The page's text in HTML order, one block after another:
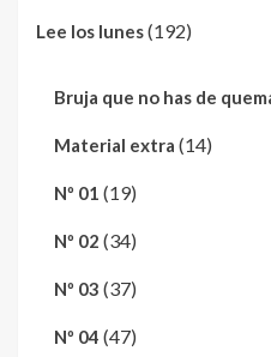
Lee los lunes(192)
Bruja que no has de
Material extra (14)
Nº 01 (19)
Nº 02 (34)
Nº 03 (37)
Nº 04 (47)